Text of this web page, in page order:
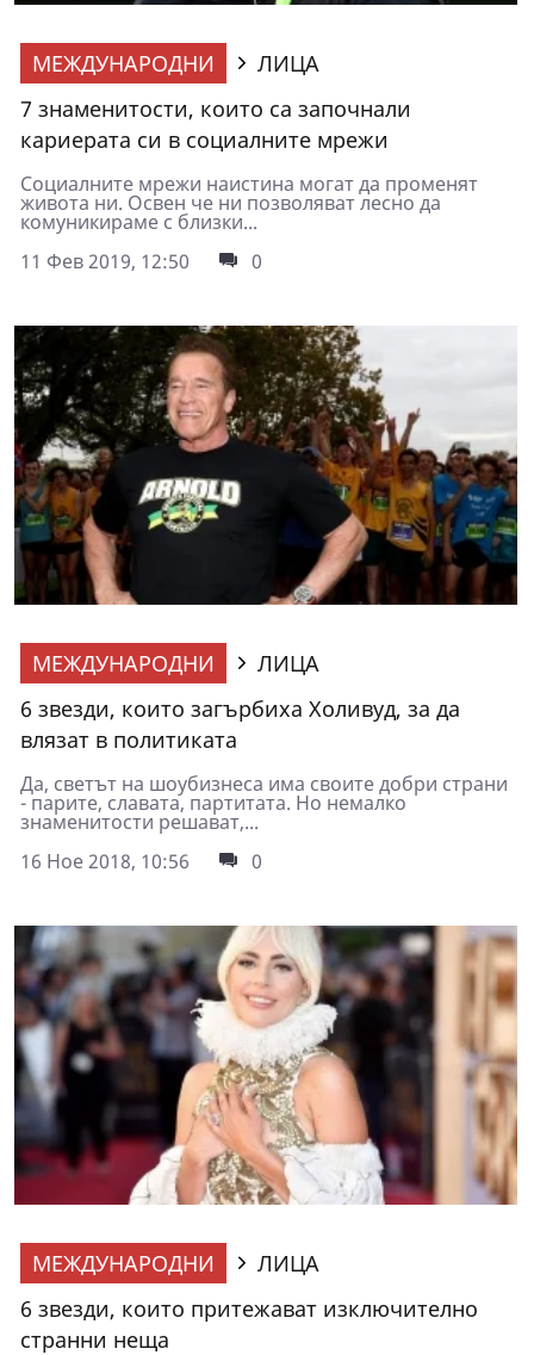
МЕЖДУНАРОДНИ
ЛИЦА
7 знаменитости, които са започнали
кариерата си в социалните мрежи
Социалните мрежи наистина могат да променят
живота ни. Освен че ни позволяват лесно да
комуникираме с близки...
11 Фев 2019, 12:50
0
МЕЖДУНАРОДНИ
ЛИЦА
6 звезди, които загърбиха Холивуд, за да
влязат в политиката
Да, светът на шоубизнеса има своите добри страни
- парите, славата, партитата. Но немалко
знаменитости решават,...
16 Ное 2018, 10:56
0
МЕЖДУНАРОДНИ
ЛИЦА
6 звезди, които притежават изключително
странни неща